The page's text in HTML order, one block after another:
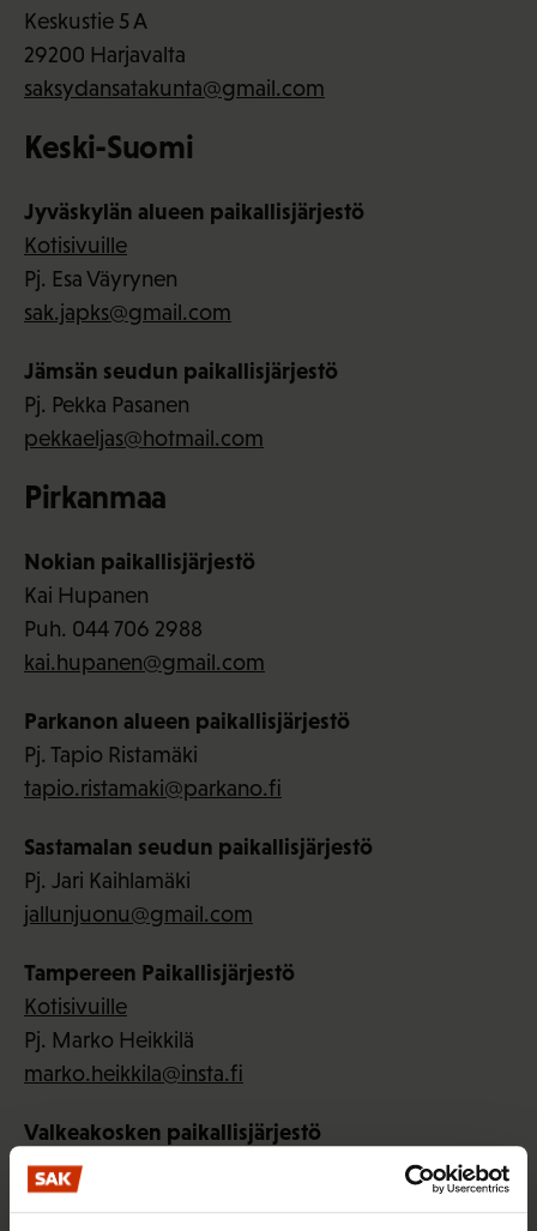
Keskustie 5 A
29200 Harjavalta
saksydansatakunta@gmail.com
Keski-Suomi
Jyväskylän alueen paikallisjärjestö
Kotisivuille
Pj. Esa Väyrynen
sak.japks@gmail.com
Jämsän seudun paikallisjärjestö
Pj. Pekka Pasanen
pekkaeljas@hotmail.com
Pirkanmaa
Nokian paikallisjärjestö
Kai Hupanen
Puh. 044 706 2988
kai.hupanen@gmail.com
Parkanon alueen paikallisjärjestö
Pj. Tapio Ristamäki
tapio.ristamaki@parkano.fi
Sastamalan seudun paikallisjärjestö
Pj. Jari Kaihlamäki
jallunjuonu@gmail.com
Tampereen Paikallisjärjestö
Kotisivuille
Pj. Marko Heikkilä
marko.heikkila@insta.fi
Valkeakosken paikallisjärjestö
Pj. Harri Honkala
hapeho64@gmail.com